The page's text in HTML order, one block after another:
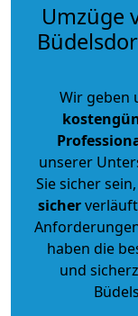
Umzüge
Wir geben
unserer
Sie sicher
sicher
haben die
und